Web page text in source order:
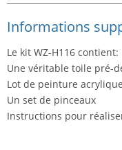
Informations
Le kit WZ-H116 contient:
Une véritable toile pré-
Lot de peinture
Un set de pinceaux
Instructions pour